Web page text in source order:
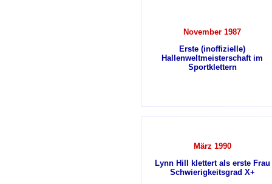
November 1987
Erste (inoffizielle)
Hallenweltmeisterschaft im
Sportklettern
März 1990
Lynn Hill klettert als erste Frau
Schwierigkeitsgrad X+